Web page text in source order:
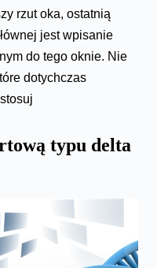
rzut oka, ostatnią
jest wpisanie
do tego oknie. Nie
dotychczas
typu delta